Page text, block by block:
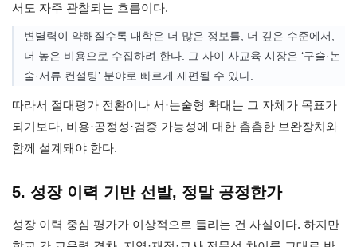
서도 자주 관찰되는 흐름이다.
변별력이 약해질수록 대학은 더 많은 정보를, 더 깊은 수준에서,
더 높은 비용으로 수집하려 한다. 그 사이 사교육 시장은 ‘구술·논
술·서류 컨설팅’ 분야로 빠르게 재편될 수 있다.
따라서 절대평가 전환이나 서·논술형 확대는 그 자체가 목표가
되기보다, 비용·공정성·검증 가능성에 대한 촘촘한 보완장치와
함께 설계돼야 한다.
5. 성장 이력 기반 선발, 정말 공정한가
성장 이력 중심 평가가 이상적으로 들리는 건 사실이다. 하지만